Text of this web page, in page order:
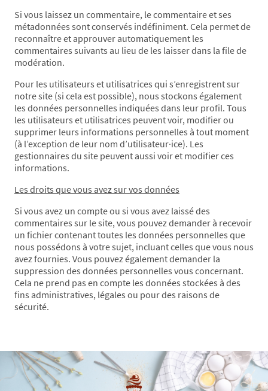
Si vous laissez un commentaire, le commentaire et ses
métadonnées sont conservés indéfiniment. Cela permet de
reconnaître et approuver automatiquement les
commentaires suivants au lieu de les laisser dans la file de
modération.
Pour les utilisateurs et utilisatrices qui s’enregistrent sur
notre site (si cela est possible), nous stockons également
les données personnelles indiquées dans leur profil. Tous
les utilisateurs et utilisatrices peuvent voir, modifier ou
supprimer leurs informations personnelles à tout moment
(à l’exception de leur nom d’utilisateur·ice). Les
gestionnaires du site peuvent aussi voir et modifier ces
informations.
Les droits que vous avez sur vos données
Si vous avez un compte ou si vous avez laissé des
commentaires sur le site, vous pouvez demander à recevoir
un fichier contenant toutes les données personnelles que
nous possédons à votre sujet, incluant celles que vous nous
avez fournies. Vous pouvez également demander la
suppression des données personnelles vous concernant.
Cela ne prend pas en compte les données stockées à des
fins administratives, légales ou pour des raisons de
sécurité.